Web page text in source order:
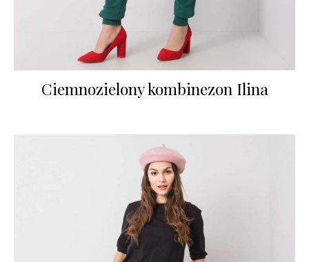
Ciemnozielony kombinezon Ilina